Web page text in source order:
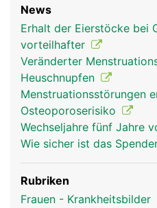
News
Erhalt der Eierstöcke bei
vorteilhafter
Veränderter
Heuschnupfen
Menstruationsstörungen
Osteoporoserisiko
Wechseljahre fünf Jahre
Wie sicher ist das
Rubriken
Frauen - Krankheitsbilder